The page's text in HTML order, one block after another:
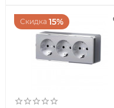
Скидка 15%